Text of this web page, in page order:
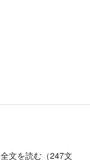
全文を読む（247文